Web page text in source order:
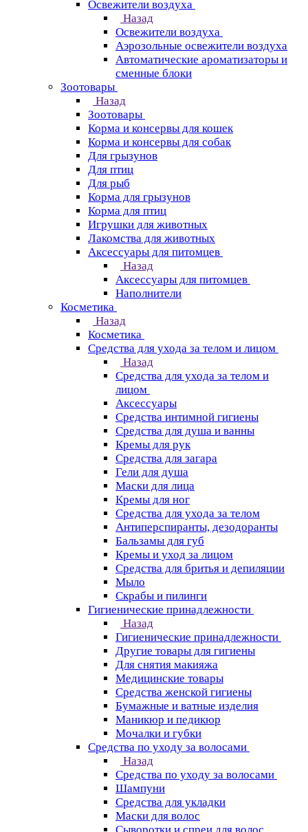
Освежители воздуха
Назад
Освежители воздуха
Аэрозольные освежители воздуха
Автоматические ароматизаторы и
сменные блоки
Зоотовары
Назад
Зоотовары
Корма и консервы для кошек
Корма и консервы для собак
Для грызунов
Для птиц
Для рыб
Корма для грызунов
Корма для птиц
Игрушки для животных
Лакомства для животных
Аксессуары для питомцев
Назад
Аксессуары для питомцев
Наполнители
Косметика
Назад
Косметика
Средства для ухода за телом и лицом
Назад
Средства для ухода за телом и
лицом
Аксессуары
Средства интимной гигиены
Средства для душа и ванны
Кремы для рук
Средства для загара
Гели для душа
Маски для лица
Кремы для ног
Средства для ухода за телом
Антиперспиранты, дезодоранты
Бальзамы для губ
Кремы и уход за лицом
Средства для бритья и депиляции
Мыло
Скрабы и пилинги
Гигиенические принадлежности
Назад
Гигиенические принадлежности
Другие товары для гигиены
Для снятия макияжа
Медицинские товары
Средства женской гигиены
Бумажные и ватные изделия
Маникюр и педикюр
Мочалки и губки
Средства по уходу за волосами
Назад
Средства по уходу за волосами
Шампуни
Средства для укладки
Маски для волос